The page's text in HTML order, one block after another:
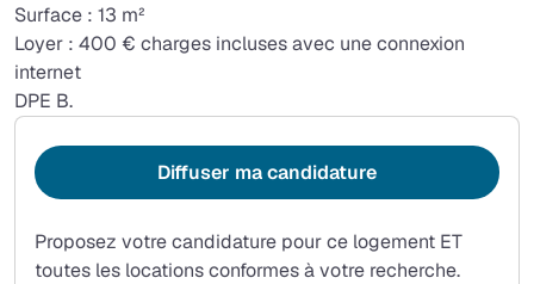
Surface : 13 m²
Loyer : 400 € charges incluses avec une connexion
internet
DPE B.
Proposez votre candidature pour ce logement ET
toutes les locations conformes à votre recherche.
Diffuser ma candidature